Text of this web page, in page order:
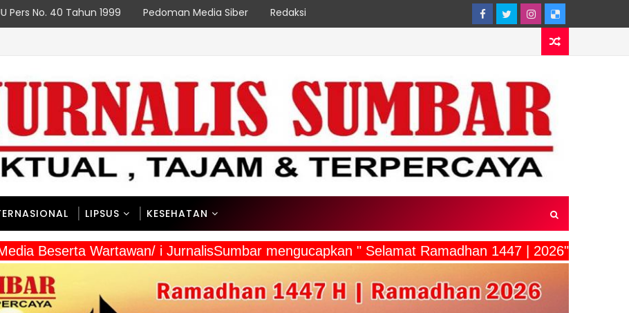
Pers No. 40 Tahun 1999 Pedoman Media Siber Redaksi
LIPSUS KESEHATAN
Beserta Wartawan/ i JurnalisSumbar mengucapkan " Selamat Ramadhan 1447 | 2026"